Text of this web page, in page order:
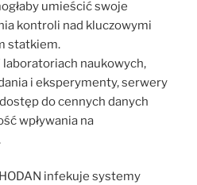
umieścić swoje
kontroli nad kluczowymi
statkiem.
naukowych,
i eksperymenty, serwery
do cennych danych
wpływania na
infekuje systemy